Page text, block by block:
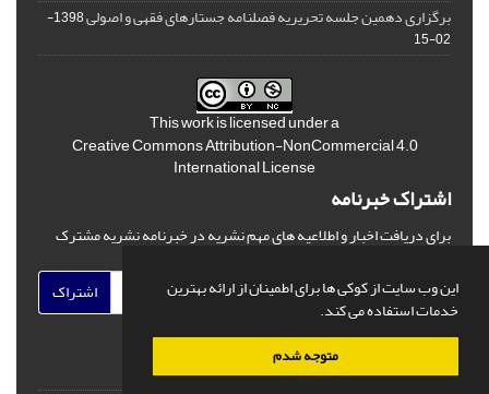
این وب سایت از کوکی ها برای اطمینان از ارائه بهترین
خدمات استفاده می کند.
متوجه شدم
برگزاری دهمین جلسه تحریریه فصلنامه جستارهای فقهی و اصولی
1398-
02-15
This work is licensed under a
Creative Commons Attribution-NonCommercial 4.0
International License
اشتراک خبرنامه
برای دریافت اخبار و اطلاعیه های مهم نشریه در خبرنامه نشریه مشترک
اشتراک